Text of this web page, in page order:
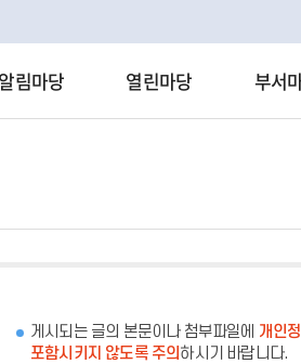
알림마당 열린마당 부서
게시되는 글의 본문이나 첨부파일에 개인
포함시키지 않도록 주의하시기 바랍니다.